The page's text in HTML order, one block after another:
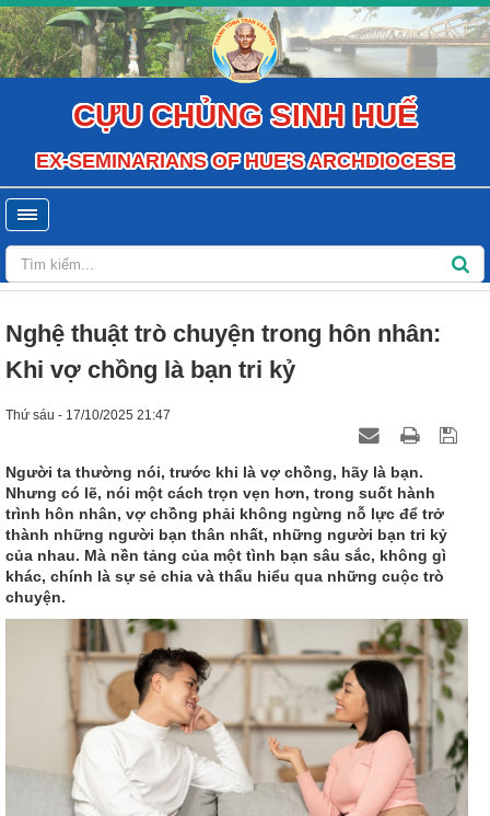
CỰU CHỦNG SINH HUẾ
EX-SEMINARIANS OF HUE'S ARCHDIOCESE
Nghệ thuật trò chuyện trong hôn nhân:
Khi vợ chồng là bạn tri kỷ
Thứ sáu - 17/10/2025 21:47
Người ta thường nói, trước khi là vợ chồng, hãy là bạn.
Nhưng có lẽ, nói một cách trọn vẹn hơn, trong suốt hành
trình hôn nhân, vợ chồng phải không ngừng nỗ lực để trở
thành những người bạn thân nhất, những người bạn tri kỷ
của nhau. Mà nền tảng của một tình bạn sâu sắc, không gì
khác, chính là sự sẻ chia và thấu hiểu qua những cuộc trò
chuyện.